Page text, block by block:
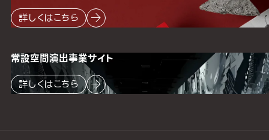
詳しくはこちら
常設空間演出事業サイト
詳しくはこちら